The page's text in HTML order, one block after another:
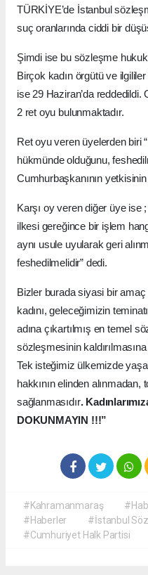
TÜRKİYE’de İstanbul
suç oranlarında ciddi bir
Şimdi ise bu sözleşme
Birçok kadın örgütü ve ilgililer
ise 29 Haziran’da reddedildi.
2 ret oyu bulunmaktadır.
Ret oyu veren üyelerden biri
hükmünde olduğunu,
Cumhurbaşkanının yetkisinin
Karşı oy veren diğer üye ise
ilkesi gereğince bir işlem
aynı usule uyularak geri
feshedilmelidir” dedi.
Bizler burada siyasi bir
kadını, geleceğimizin
adına çıkartılmış en temel
sözleşmesinin
Tek isteğimiz ülkemizde
hakkının elinden
sağlanmasıdır.
DOKUNMAYIN !!!”
#Kahramanmaraş
#Haberler
#İstanbul
#Cumhuriyet Halk Partisi